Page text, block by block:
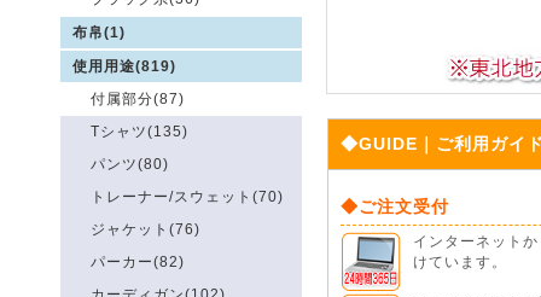
布帛(1)
使用用途(819)
付属部分(87)
Tシャツ(135)
パンツ(80)
トレーナー/スウェット(70)
ジャケット(76)
パーカー(82)
◆GUIDE｜ご利用ガイ
◆ご注文受付
インターネット
けています。